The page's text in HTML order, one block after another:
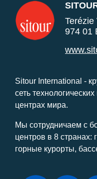
Terézie
974 01
Sitour International -
сеть
центрах мира.
Мы сотрудничаем с
центров в 8
горные курорты,